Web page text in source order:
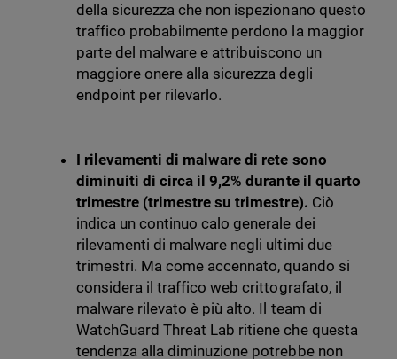
della sicurezza che non ispezionano questo
traffico probabilmente perdono la maggior
parte del malware e attribuiscono un
maggiore onere alla sicurezza degli
endpoint per rilevarlo.
I rilevamenti di malware di rete sono
diminuiti di circa il 9,2% durante il quarto
trimestre (trimestre su trimestre). Ciò
indica un continuo calo generale dei
rilevamenti di malware negli ultimi due
trimestri. Ma come accennato, quando si
considera il traffico web crittografato, il
malware rilevato è più alto. Il team di
WatchGuard Threat Lab ritiene che questa
tendenza alla diminuzione potrebbe non